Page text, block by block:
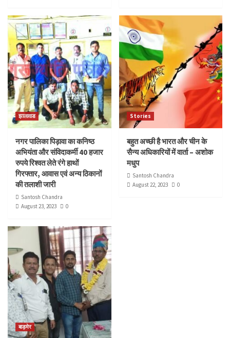
झालावाड
नगर पालिका पिड़ावा का कनिष्ठ
अभियंता और संविदाकर्मी 40 हजार
रुपये रिश्वत लेते रंगे हाथों
गिरफ्तार, आवास एवं अन्य ठिकानों
की तलाशी जारी
Santosh Chandra
August 23, 2023
0
Stories
बहुत अच्छी है भारत और चीन के
सैन्य अधिकारियों में वार्ता – अशोक
मधुप
Santosh Chandra
August 22, 2023
0
बाड़मेर